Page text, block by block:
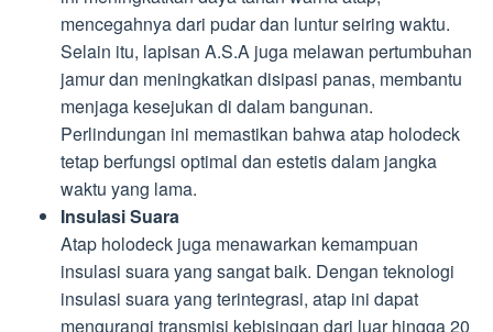
mencegahnya dari pudar dan luntur seiring waktu.
Selain itu, lapisan A.S.A juga melawan pertumbuhan
jamur dan meningkatkan disipasi panas, membantu
menjaga kesejukan di dalam bangunan.
Perlindungan ini memastikan bahwa atap holodeck
tetap berfungsi optimal dan estetis dalam jangka
waktu yang lama.
Insulasi Suara
Atap holodeck juga menawarkan kemampuan
insulasi suara yang sangat baik. Dengan teknologi
insulasi suara yang terintegrasi, atap ini dapat
mengurangi transmisi kebisingan dari luar hingga 20